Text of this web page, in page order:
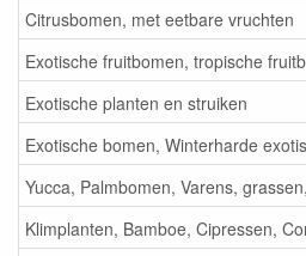
Citrusbomen, met eetbare vruchten
Exotische fruitbomen, tropische
Exotische planten en struiken
Exotische bomen, Winterharde
Yucca, Palmbomen, Varens,
Klimplanten, Bamboe, Cipressen,